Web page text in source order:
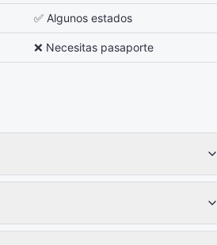
✅ Algunos estados
❌ Necesitas pasaporte